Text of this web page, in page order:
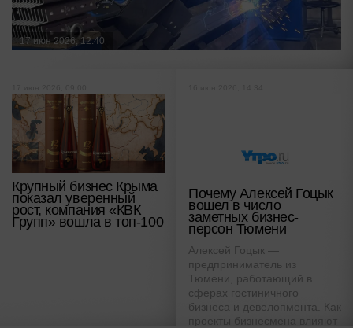
17 июн 2026, 12:40
Крупный бизнес Крыма
показал уверенный
рост, компания «КВК
Групп» вошла в топ-100
Почему Алексей Гоцык
вошел в число
заметных бизнес-
персон Тюмени
Алексей Гоцык —
предприниматель из
Тюмени, работающий в
сферах гостиничного
бизнеса и девелопмента. Как
проекты бизнесмена влияют